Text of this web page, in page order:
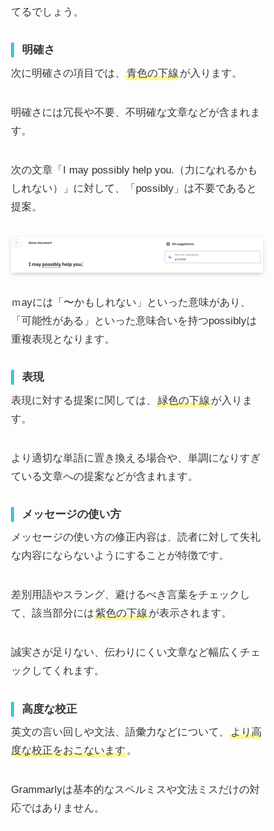
てるでしょう。
明確さ
次に明確さの項目では、 青色の下線が入ります。
明確さには冗長や不要、不明確な文章などが含まれま
す。
次の文章「I may possibly help you.（力になれるかも
しれない）」に対して、「possibly」は不要であると
提案。
ｍayには「〜かもしれない」といった意味があり、
「可能性がある」といった意味合いを持つpossiblyは
重複表現となります。
表現
表現に対する提案に関しては、 緑色の下線が入りま
す。
より適切な単語に置き換える場合や、単調になりすぎ
ている文章への提案などが含まれます。
メッセージの使い方
メッセージの使い方の修正内容は、読者に対して失礼
な内容にならないようにすることが特徴です。
差別用語やスラング、避けるべき言葉をチェックし
て、該当部分には紫色の下線が表示されます。
誠実さが足りない、伝わりにくい文章など幅広くチェ
ックしてくれます。
高度な校正
英文の言い回しや文法、語彙力などについて、
より高
度な校正をおこないます。
Grammarlyは基本的なスペルミスや文法ミスだけの対
応ではありません。